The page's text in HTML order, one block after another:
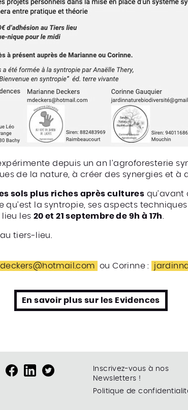
depuis un an l’agroforesterie
de la nature, à créer des synergies et à
sols plus riches après cultures qu’avant
la syntropie, ses aspects
les 20 et 21 septembre de 9h à 17h
tiers-lieu.
ou Corinne :
En savoir plus sur les Evidences
Inscrivez-vous à nos
Newsletters !
Politique de